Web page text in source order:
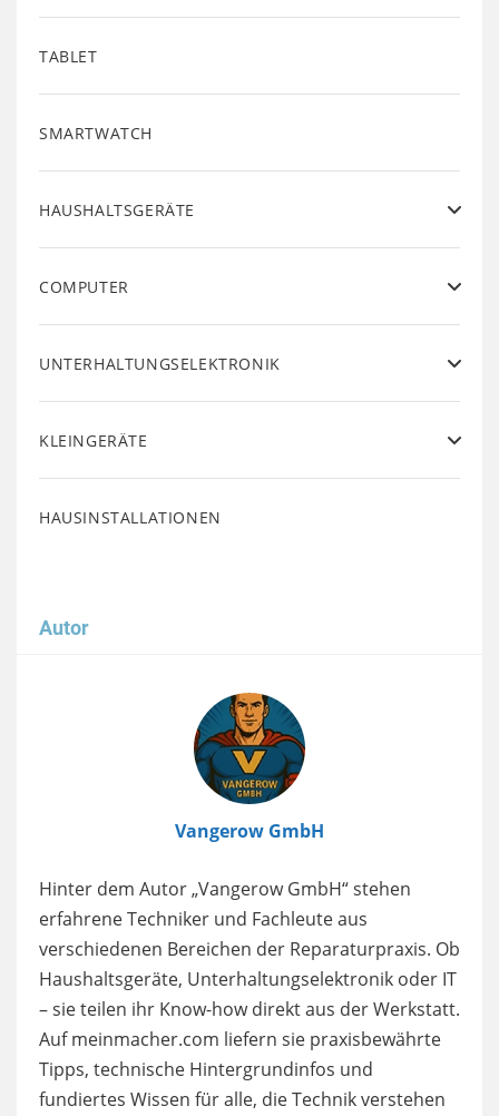
TABLET
SMARTWATCH
HAUSHALTSGERÄTE
COMPUTER
UNTERHALTUNGSELEKTRONIK
KLEINGERÄTE
HAUSINSTALLATIONEN
Autor
Vangerow GmbH
Hinter dem Autor „Vangerow GmbH“ stehen
erfahrene Techniker und Fachleute aus
verschiedenen Bereichen der Reparaturpraxis. Ob
Haushaltsgeräte, Unterhaltungselektronik oder IT
– sie teilen ihr Know-how direkt aus der Werkstatt.
Auf meinmacher.com liefern sie praxisbewährte
Tipps, technische Hintergrundinfos und
fundiertes Wissen für alle, die Technik verstehen